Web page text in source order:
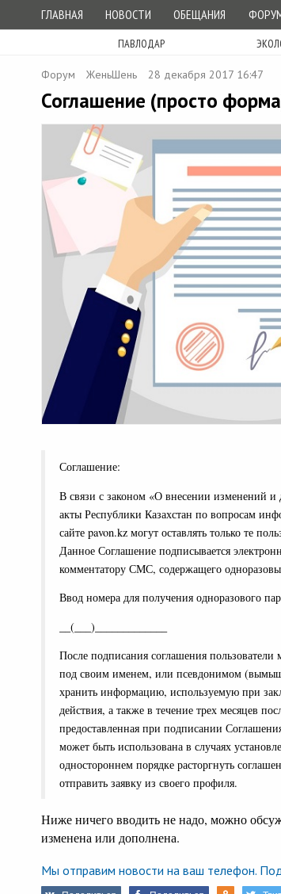
ГЛАВНАЯ НОВОСТИ ОБЕЩАНИЯ
ПАВЛОДАР
Форум ЖеньШень 28 декабря 2017 16:47
Соглашение (просто
Соглашение:
В связи с законом «О внесении изменений и
акты Республики Казахстан по вопросам
сайте pavon.kz могут оставлять только те
Данное Соглашение подписывается
комментатору СМС, содержащего
Ввод номера для получения одноразового
__(___)_____________
После подписания соглашения
под своим именем, или псевдонимом
хранить информацию, используемую при
действия, а также в течение трех месяцев
предоставленная при подписании
может быть использована в случаях
одностороннем порядке расторгнуть
отправить заявку из своего профиля.
Ниже ничего вводить не надо, можно
изменена или дополнена.
Мы отправим новости на ваш телефон.